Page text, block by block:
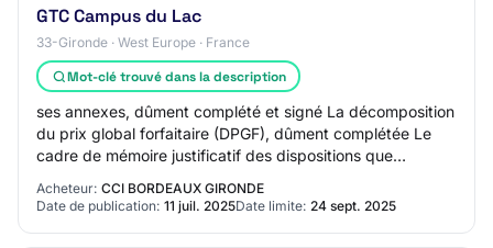
GTC Campus du Lac
33-Gironde · West Europe · France
Mot-clé trouvé dans la description
ses annexes, dûment complété et signé La décomposition
du prix global forfaitaire (DPGF), dûment complétée Le
cadre de mémoire justificatif des dispositions que
Acheteur: CCI BORDEAUX GIRONDE
Date de publication: 11 juil. 2025Date limite: 24 sept. 2025